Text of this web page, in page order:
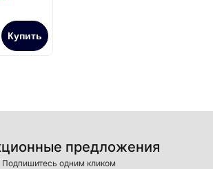
Купить
предложения
Подпишитесь одним кликом